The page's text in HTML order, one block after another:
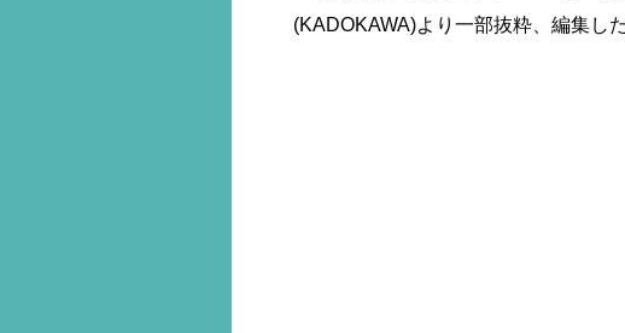
(KADOKAWA)より一部抜粋、編集し